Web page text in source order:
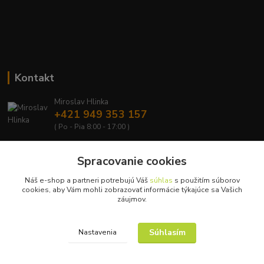
Kontakt
Miroslav Hlinka
+421 949 353 157
( Po - Pia 8:00 - 17:00 )
Upravit sběr cookies.
Spracovanie cookies
Náš e-shop a partneri potrebujú Váš súhlas s použitím súborov
cookies, aby Vám mohli zobrazovať informácie týkajúce sa Vašich
záujmov.
Nastavenia Súhlasím